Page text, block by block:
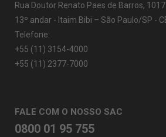
Rua Doutor Renato Paes de Barros, 1017
13º andar - Itaim Bibi – São Paulo/SP -
Telefone:
+55 (11) 3154-4000
+55 (11) 2377-7000
FALE COM O NOSSO SAC
0800 01 95 755